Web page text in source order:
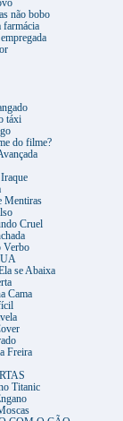
não bobo
farmácia
táxi
do filme?
Mentiras
Cruel
Verbo
se Abaixa
Cama
Freira
Titanic